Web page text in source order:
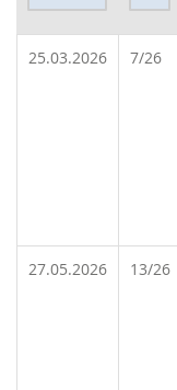
25.03.2026 7/26
27.05.2026 13/26